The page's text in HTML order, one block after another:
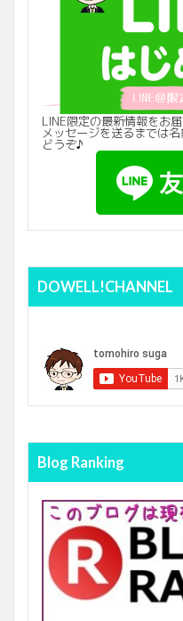
LINE限定の最新情報をお届
メッセージを送るまでは
どうぞ♪
DOWELL!CHANNEL
Blog Ranking